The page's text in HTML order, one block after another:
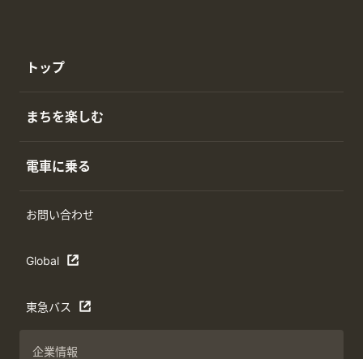
トップ
まちを楽しむ
電車に乗る
お問い合わせ
Global
東急バス
企業情報